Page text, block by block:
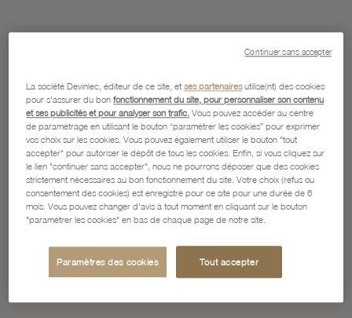
La société Devinlec, éditeur de ce site, etses partenairesutilise(nt) des cookies
pour s'assurer du bonfonctionnement du site, pour personnaliser son contenu
et ses publicités et pour analyser son trafic. Vous pouvez accéder au centre
de paramétrage en utilisant le bouton “paramétrer les cookies” pour exprimer
vos choix sur les cookies. Vous pouvez également utiliser le bouton "tout
accepter" pour autoriser le dépôt de tous les cookies. Enfin, si vous cliquez sur
le lien "continuer sans accepter", nous ne pourrons déposer que des cookies
strictement nécessaires au bon fonctionnement du site. Votre choix (refus ou
consentement des cookies) est enregistré pour ce site pour une durée de 6
mois. Vous pouvez changer d'avis à tout moment en cliquant sur le bouton
"paramétrer les cookies" en bas de chaque page de notre site.
Paramètres des cookies Tout accepter
Continuer sans accepter